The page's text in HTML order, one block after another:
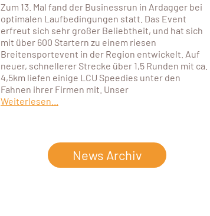
Zum 13. Mal fand der Businessrun in Ardagger bei
optimalen Laufbedingungen statt. Das Event
erfreut sich sehr großer Beliebtheit, und hat sich
mit über 600 Startern zu einem riesen
Breitensportevent in der Region entwickelt. Auf
neuer, schnellerer Strecke über 1,5 Runden mit ca.
4,5km liefen einige LCU Speedies unter den
Fahnen ihrer Firmen mit. Unser
Weiterlesen...
News Archiv